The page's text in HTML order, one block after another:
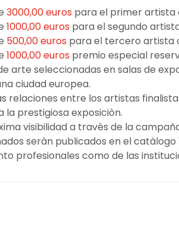
3000,00 euros para el primer artista
1000,00 euros para el segundo
500,00 euros para el tercero artista
1000,00 euros premio especial
arte seleccionadas en salas de
ciudad europea.
relaciones entre los artistas
la prestigiosa exposiciòn.
visibilidad a travès de la
seràn publicados en el
profesionales como de las